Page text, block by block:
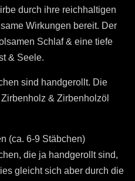
durch ihre reichhaltigen
Wirkungen bereit. Der
Schlaf & eine tiefe
& Seele.
sind handgerollt. Die
& Zirbenholzöl
(ca. 6-9 Stäbchen)
die ja handgerollt sind,
gleicht sich aber durch die